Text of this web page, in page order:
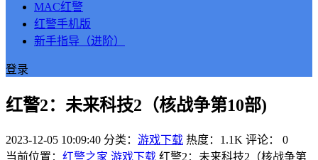
MAC红警
红警手机版
新手指导（进阶）
登录
红警2：未来科技2（核战争第10部)
2023-12-05 10:09:40 分类： 游戏下载 热度：1.1K 评论：
0
当前位置： 红警之家 游戏下载 红警2：未来科技2（核战争第